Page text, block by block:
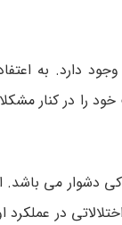
دارد. به
خود را در کنار
دشوار می­ باشد.
در عملکرد